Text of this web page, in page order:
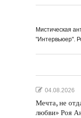
Мистическая
"Интервьюер".
04.08.2026
Мечта, не
любви» Роя